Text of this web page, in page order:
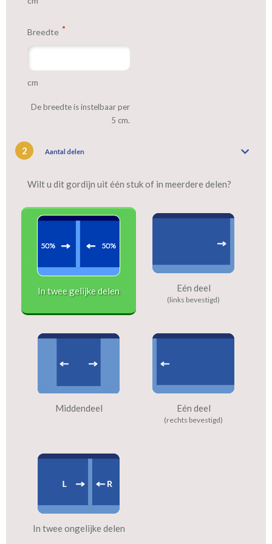
Breedte
cm
De breedte is instelbaar per
5 cm.
2 Aantal delen
Wilt u dit gordijn uit één stuk of in meerdere delen?
In twee gelijke delen Eén deel
(links bevestigd)
Middendeel Eén deel
(rechts bevestigd)
In twee ongelijke delen